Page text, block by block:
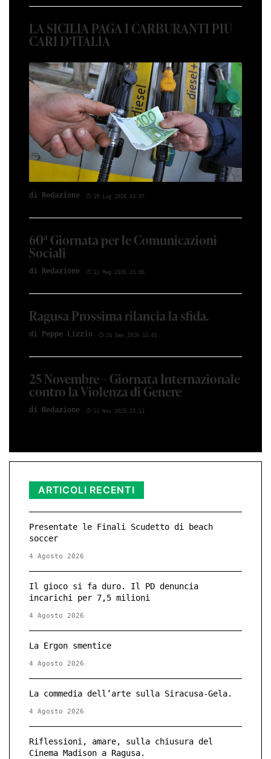
LA SICILIA PAGA I CARBURANTI PIÙ
CARI D’ITALIA
di Red­azio­ne 19 Lug 2026 13:07
60ª Giornata per le Comunicazioni
Sociali
di Red­azio­ne 11 Mag 2026 23:05
Ragusa Prossima rilancia la sfida.
di Peppe Li­z­zio 24 Gen 2026 11:01
25 Novembre – Giornata Internazionale
contro la Violenza di Genere
di Red­azio­ne 11 Nov 2025 23:11
ARTICOLI RECENTI
Presentate le Finali Scudetto di beach
soccer
4 Agosto 2026
Il gioco si fa duro. Il PD denuncia
incarichi per 7,5 milioni
4 Agosto 2026
La Ergon smentice
4 Agosto 2026
La commedia dell’arte sulla Siracusa-Gela.
4 Agosto 2026
Riflessioni, amare, sulla chiusura del
Cinema Madison a Ragusa.